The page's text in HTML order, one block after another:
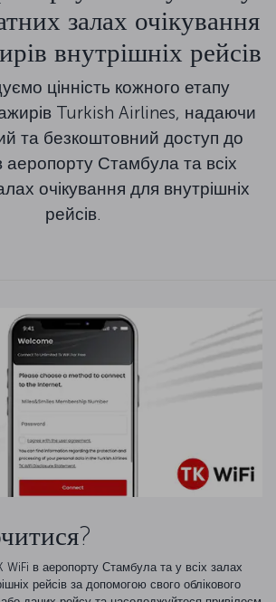
залах очікування
внутрішніх рейсів
цінність кожного етапу
Turkish Airlines, надаючи
та безкоштовний доступ до
аеропорту Стамбула та всіх
очікування для внутрішніх
рейсів.
WiFi в аеропорту Стамбула та у всіх залах
рейсів за допомогою свого облікового